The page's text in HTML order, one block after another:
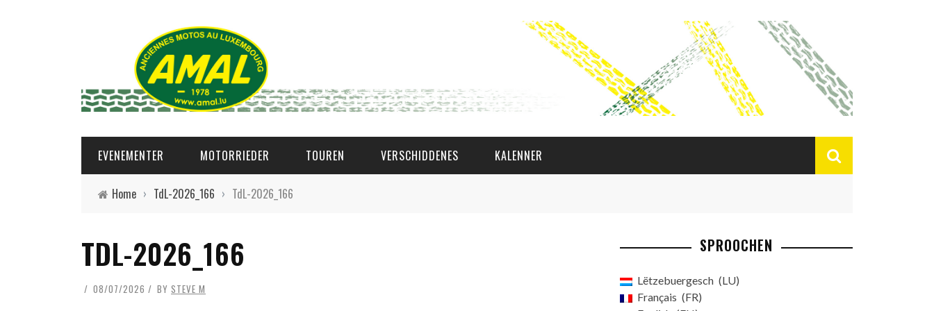
EVENEMENTER MOTORRIEDER TOUREN VERSCHIDDENES KALENNER
Home › TdL-2026_166 › TdL-2026_166
TDL-2026_166
08/07/2026 BY STEVE M
SPROOCHEN
Lëtzebuergesch
LU
Français
FR